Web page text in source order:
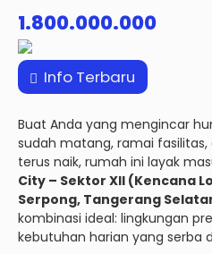
1.800.000.000
Info Terbaru
Buat Anda yang mengincar
sudah matang, ramai fasilitas,
terus naik, rumah ini layak
City – Sektor XII (Kencana
Serpong, Tangerang
kombinasi ideal: lingkungan
kebutuhan harian yang serba